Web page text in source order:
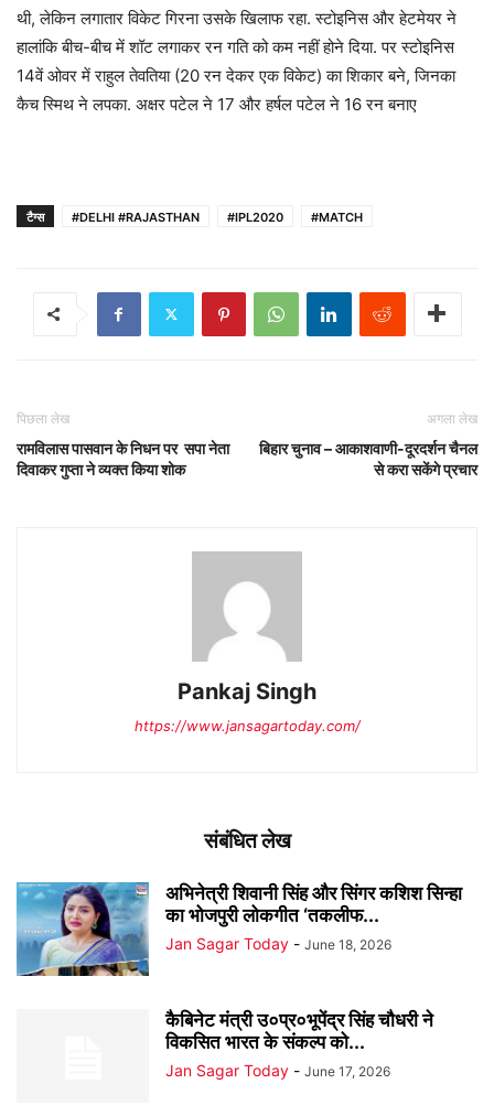
थी, लेकिन लगातार विकेट गिरना उसके खिलाफ रहा. स्टोइनिस और हेटमेयर ने
हालांकि बीच-बीच में शॉट लगाकर रन गति को कम नहीं होने दिया. पर स्टोइनिस
14वें ओवर में राहुल तेवतिया (20 रन देकर एक विकेट) का शिकार बने, जिनका
कैच स्मिथ ने लपका. अक्षर पटेल ने 17 और हर्षल पटेल ने 16 रन बनाए
टैग्स #DELHI #RAJASTHAN #IPL2020 #MATCH
पिछला लेख
रामविलास पासवान के निधन पर सपा नेता
दिवाकर गुप्ता ने व्यक्त किया शोक
अगला लेख
बिहार चुनाव – आकाशवाणी-दूरदर्शन चैनल
से करा सकेंगे प्रचार
Pankaj Singh
https://www.jansagartoday.com/
संबंधित लेख
अभिनेत्री शिवानी सिंह और सिंगर कशिश सिन्हा
का भोजपुरी लोकगीत ‘तकलीफ...
Jan Sagar Today - June 18, 2026
कैबिनेट मंत्री उ०प्र०भूपेंद्र सिंह चौधरी ने
विकसित भारत के संकल्प को...
Jan Sagar Today - June 17, 2026